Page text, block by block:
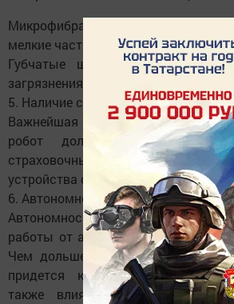
Микрофибра эффективно
мелкие частицы пыли.
Губчатые щётки лучше
загрязнениями.
5. Наличие системы защиты от
Важнейшая характеристика
робот должен иметь
страховочные тросики,
устройства с высоты.
6. Автономность работы и уровень
Автономность определяется
работы от аккумулятора и
Чем дольше срок службы
придется контролировать
также влияет на удобство